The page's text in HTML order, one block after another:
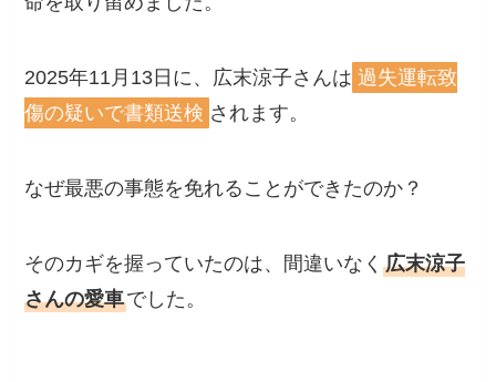
2025年11月13日に、広末涼子さんは 過失運転致
傷の疑いで書類送検 されます。
なぜ最悪の事態を免れることができたのか？
そのカギを握っていたのは、間違いなく広末涼子
さんの愛車でした。